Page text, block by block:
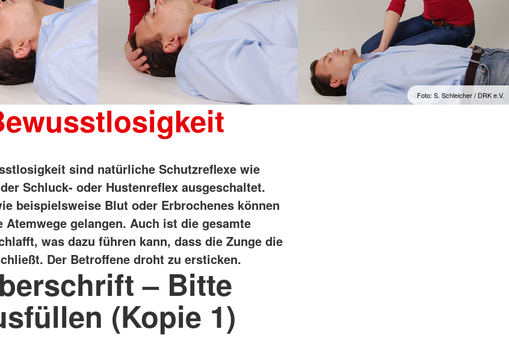
Foto: S. Schleicher / DRK e.V.
sind natürliche Schutzreflexe wie
Schluck- oder Hustenreflex ausgeschaltet.
beispielsweise Blut oder Erbrochenes können
gelangen. Auch ist die gesamte
was dazu führen kann, dass die Zunge die
Der Betroffene droht zu ersticken.
– Bitte
(Kopie 1)